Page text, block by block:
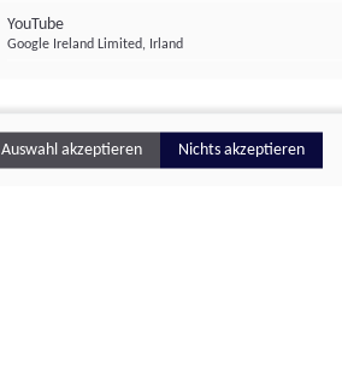
YouTube
Google Ireland Limited, Irland
Auswahl akzeptieren Nichts akzeptieren